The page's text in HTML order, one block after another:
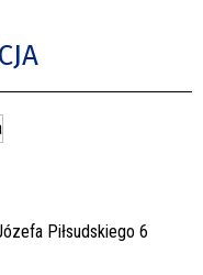
Piłsudskiego 6